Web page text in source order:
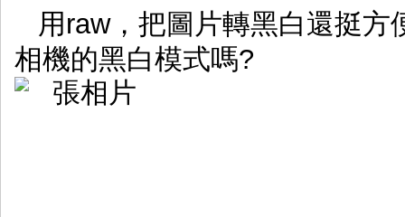
用raw，把圖片轉黑白還挺
相機的黑白模式嗎?